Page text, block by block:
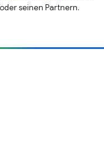
seinen Partnern.